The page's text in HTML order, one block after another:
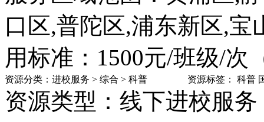
口区,普陀区,浦东新区,
用标准：1500元/班级/次
资源分类： 进校服务 > 综合 > 科普 资源标签： 科普
资源类型：线下进校服务